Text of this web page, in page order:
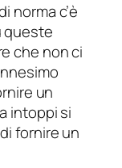
norma c’è
queste
che non ci
un
intoppi si
fornire un